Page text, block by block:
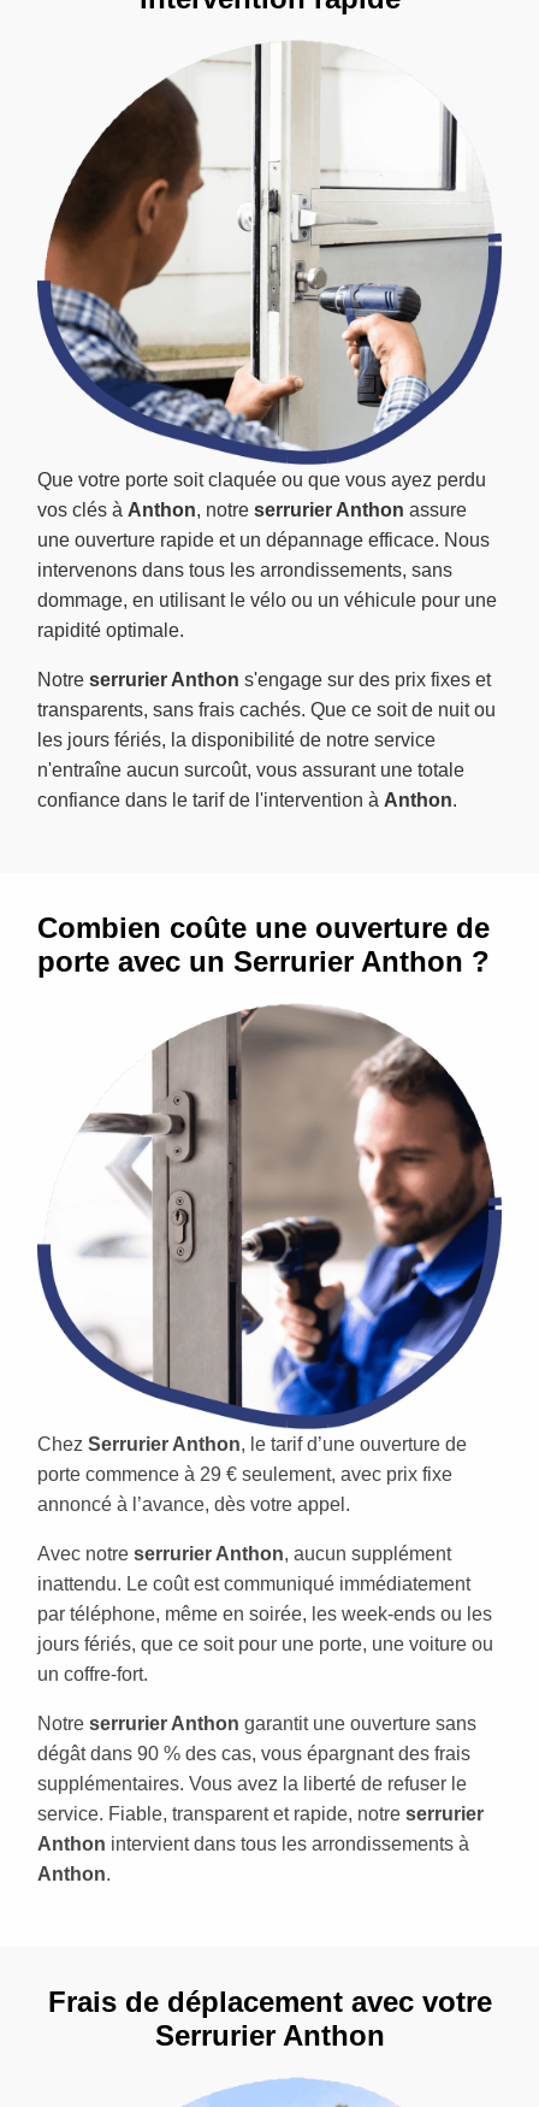
Que votre porte soit claquée ou que vous ayez perdu
vos clés à Anthon, notre serrurier Anthon assure
une ouverture rapide et un dépannage efficace. Nous
intervenons dans tous les arrondissements, sans
dommage, en utilisant le vélo ou un véhicule pour une
rapidité optimale.
Notre serrurier Anthon s'engage sur des prix fixes et
transparents, sans frais cachés. Que ce soit de nuit ou
les jours fériés, la disponibilité de notre service
n'entraîne aucun surcoût, vous assurant une totale
confiance dans le tarif de l'intervention à Anthon.
Combien coûte une ouverture de
porte avec un Serrurier Anthon ?
Chez Serrurier Anthon, le tarif d’une ouverture de
porte commence à 29 € seulement, avec prix fixe
annoncé à l’avance, dès votre appel.
Avec notre serrurier Anthon, aucun supplément
inattendu. Le coût est communiqué immédiatement
par téléphone, même en soirée, les week-ends ou les
jours fériés, que ce soit pour une porte, une voiture ou
un coffre-fort.
Notre serrurier Anthon garantit une ouverture sans
dégât dans 90 % des cas, vous épargnant des frais
supplémentaires. Vous avez la liberté de refuser le
service. Fiable, transparent et rapide, notre serrurier
Anthon intervient dans tous les arrondissements à
Anthon.
Frais de déplacement avec votre
Serrurier Anthon